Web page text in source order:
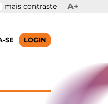
mais contraste A+
SE LOGIN